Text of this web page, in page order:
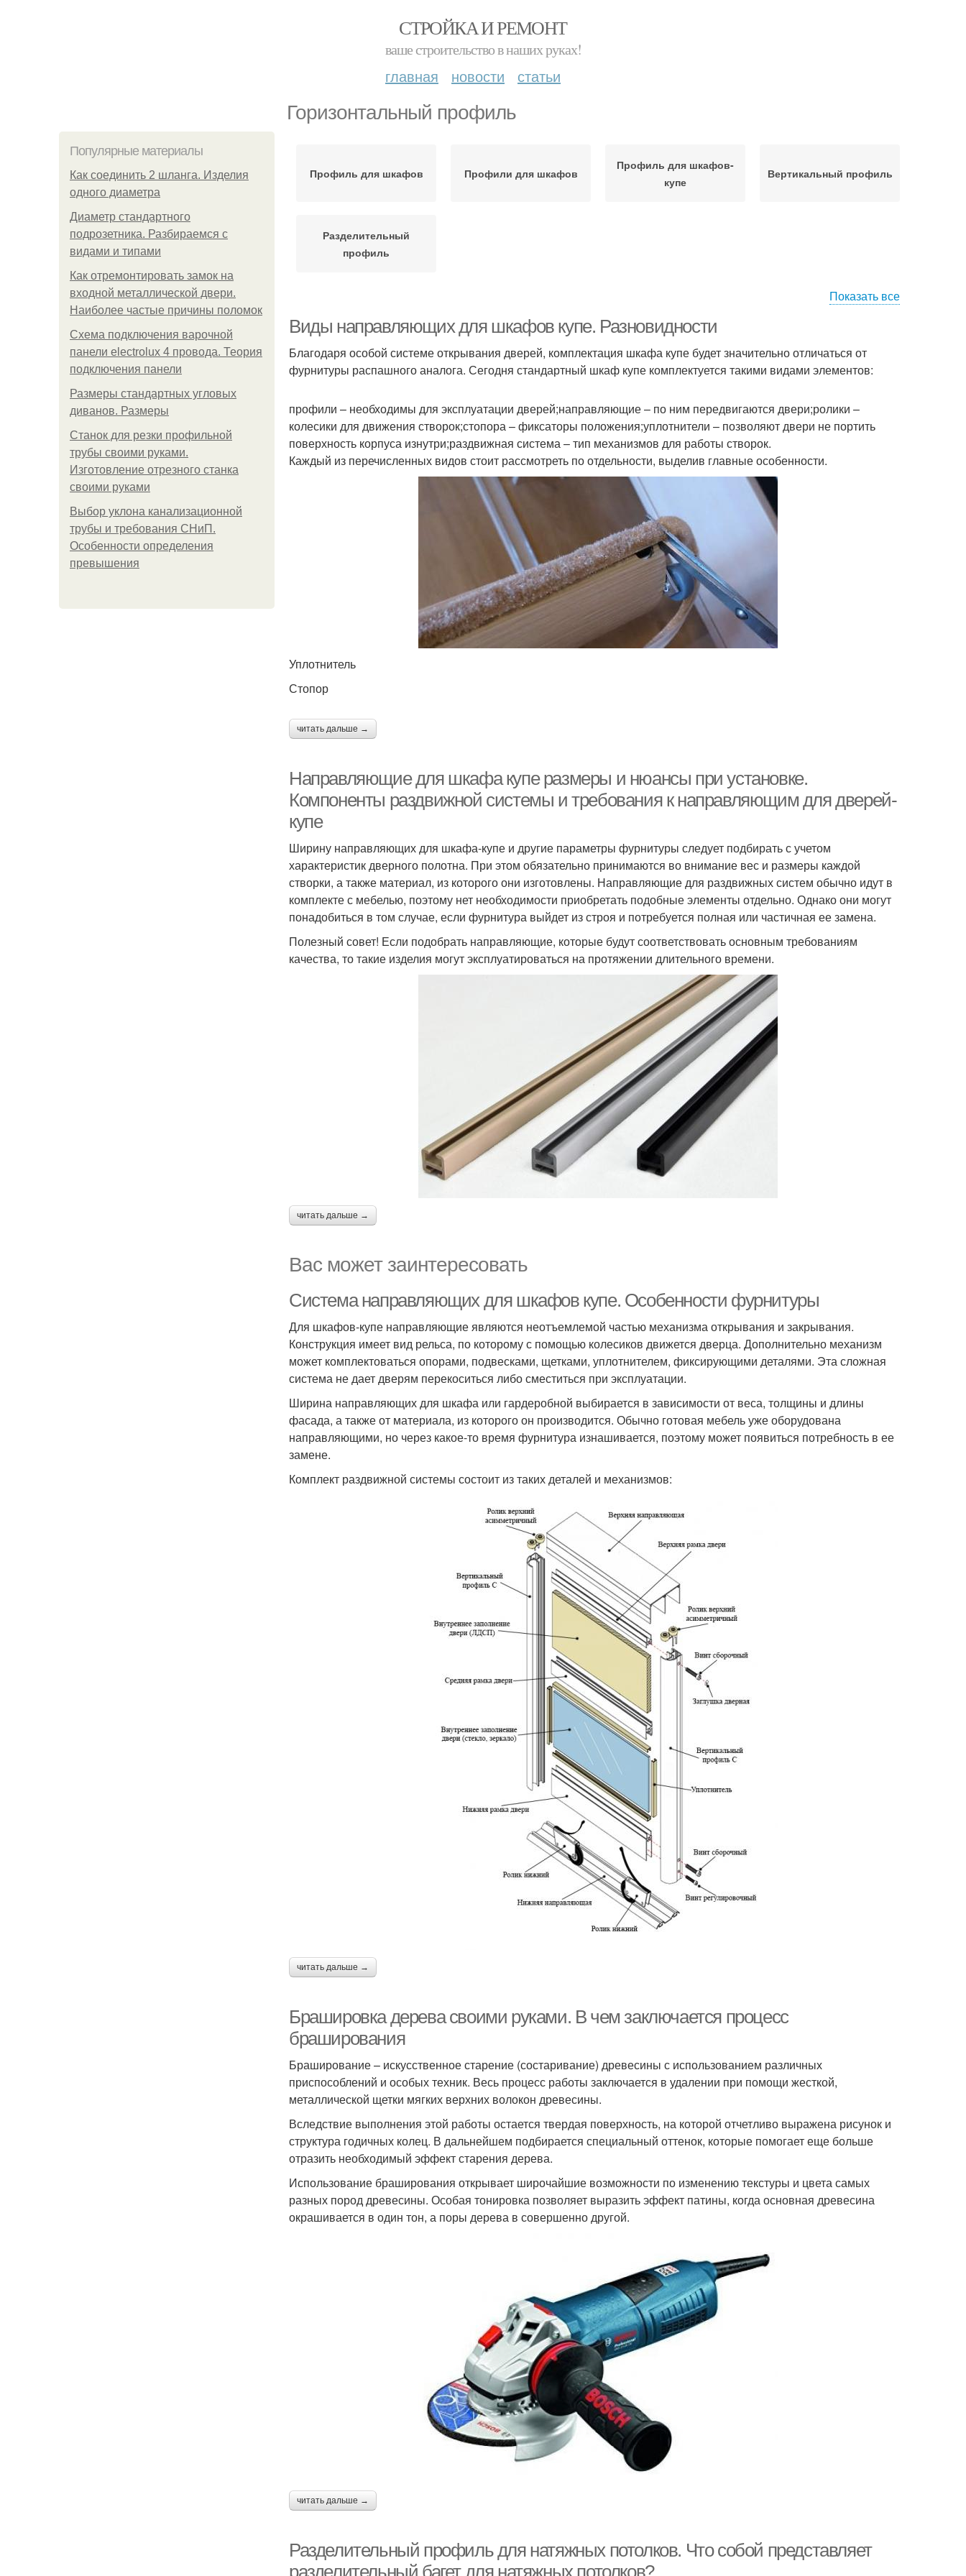
СТРОЙКА И РЕМОНТ
ваше строительство в наших руках!
главная новости статьи
Горизонтальный профиль
Популярные материалы
Как соединить 2 шланга. Изделия
одного диаметра
Диаметр стандартного
подрозетника. Разбираемся с
видами и типами
Как отремонтировать замок на
входной металлической двери.
Наиболее частые причины поломок
Схема подключения варочной
панели electrolux 4 провода. Теория
подключения панели
Размеры стандартных угловых
диванов. Размеры
Станок для резки профильной
трубы своими руками.
Изготовление отрезного станка
своими руками
Выбор уклона канализационной
трубы и требования СНиП.
Особенности определения
превышения
Профиль для шкафов Профили для шкафов
Профиль для шкафов-
купе
Вертикальный профиль
Разделительный
профиль
Показать все
Виды направляющих для шкафов купе. Разновидности
Благодаря особой системе открывания дверей, комплектация шкафа купе будет значительно отличаться от
фурнитуры распашного аналога. Сегодня стандартный шкаф купе комплектуется такими видами элементов:
профили – необходимы для эксплуатации дверей;направляющие – по ним передвигаются двери;ролики –
колесики для движения створок;стопора – фиксаторы положения;уплотнители – позволяют двери не портить
поверхность корпуса изнутри;раздвижная система – тип механизмов для работы створок.
Каждый из перечисленных видов стоит рассмотреть по отдельности, выделив главные особенности.
Уплотнитель
Стопор
читать дальше →
Направляющие для шкафа купе размеры и нюансы при установке.
Компоненты раздвижной системы и требования к направляющим для дверей-
купе
Ширину направляющих для шкафа-купе и другие параметры фурнитуры следует подбирать с учетом
характеристик дверного полотна. При этом обязательно принимаются во внимание вес и размеры каждой
створки, а также материал, из которого они изготовлены. Направляющие для раздвижных систем обычно идут в
комплекте с мебелью, поэтому нет необходимости приобретать подобные элементы отдельно. Однако они могут
понадобиться в том случае, если фурнитура выйдет из строя и потребуется полная или частичная ее замена.
Полезный совет! Если подобрать направляющие, которые будут соответствовать основным требованиям
качества, то такие изделия могут эксплуатироваться на протяжении длительного времени.
читать дальше →
Вас может заинтересовать
Система направляющих для шкафов купе. Особенности фурнитуры
Для шкафов-купе направляющие являются неотъемлемой частью механизма открывания и закрывания.
Конструкция имеет вид рельса, по которому с помощью колесиков движется дверца. Дополнительно механизм
может комплектоваться опорами, подвесками, щетками, уплотнителем, фиксирующими деталями. Эта сложная
система не дает дверям перекоситься либо сместиться при эксплуатации.
Ширина направляющих для шкафа или гардеробной выбирается в зависимости от веса, толщины и длины
фасада, а также от материала, из которого он производится. Обычно готовая мебель уже оборудована
направляющими, но через какое-то время фурнитура изнашивается, поэтому может появиться потребность в ее
замене.
Комплект раздвижной системы состоит из таких деталей и механизмов:
читать дальше →
Брашировка дерева своими руками. В чем заключается процесс
браширования
Браширование – искусственное старение (состаривание) древесины с использованием различных
приспособлений и особых техник. Весь процесс работы заключается в удалении при помощи жесткой,
металлической щетки мягких верхних волокон древесины.
Вследствие выполнения этой работы остается твердая поверхность, на которой отчетливо выражена рисунок и
структура годичных колец. В дальнейшем подбирается специальный оттенок, которые помогает еще больше
отразить необходимый эффект старения дерева.
Использование браширования открывает широчайшие возможности по изменению текстуры и цвета самых
разных пород древесины. Особая тонировка позволяет выразить эффект патины, когда основная древесина
окрашивается в один тон, а поры дерева в совершенно другой.
читать дальше →
Разделительный профиль для натяжных потолков. Что собой представляет
разделительный багет для натяжных потолков?